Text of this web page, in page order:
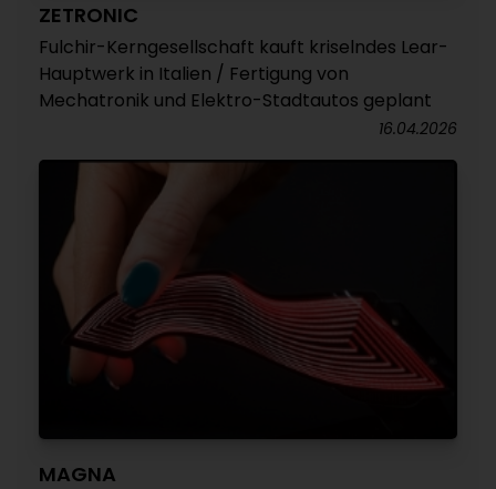
ZETRONIC
Fulchir-Kerngesellschaft kauft kriselndes Lear-
Hauptwerk in Italien / Fertigung von
Mechatronik und Elektro-Stadtautos geplant
16.04.2026
MAGNA